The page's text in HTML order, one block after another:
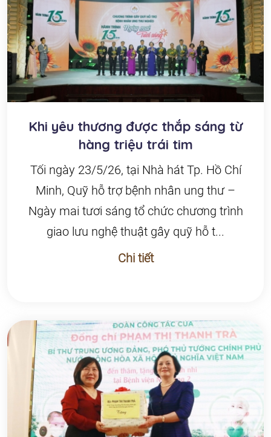
Khi yêu thương được thắp sáng từ
hàng triệu trái tim
Tối ngày 23/5/26, tại Nhà hát Tp. Hồ Chí
Minh, Quỹ hỗ trợ bệnh nhân ung thư –
Ngày mai tươi sáng tổ chức chương trình
giao lưu nghệ thuật gây quỹ hỗ t...
Chi tiết